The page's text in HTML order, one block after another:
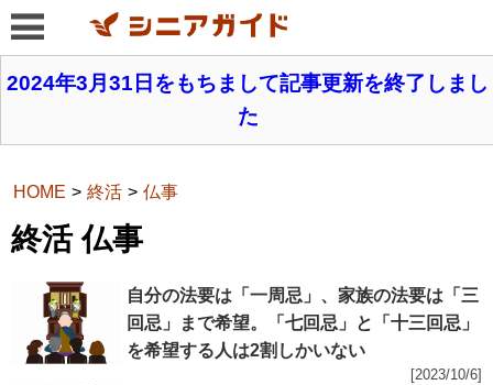
2024年3月31日をもちまして記事更新を終了しまし
た
HOME 終活 仏事
終活 仏事
自分の法要は「一周忌」、家族の法要は「三
回忌」まで希望。「七回忌」と「十三回忌」
を希望する人は2割しかいない
[2023/10/6]